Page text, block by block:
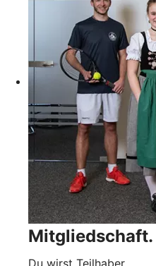
Mitgliedschaft.
Du wirst Teilhaber.